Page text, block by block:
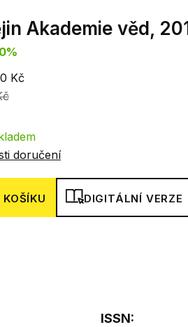
Akademie věd,
Kč
doručení
DIGITÁLNÍ VERZE
ISSN: